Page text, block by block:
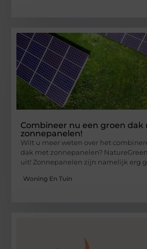
Combineer nu een groen dak
zonnepanelen!
Wilt u meer weten over het
dak met zonnepanelen?
uit! Zonnepanelen zijn namelijk erg
Woning En Tuin